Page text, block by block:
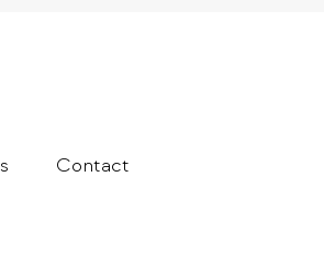
Contact